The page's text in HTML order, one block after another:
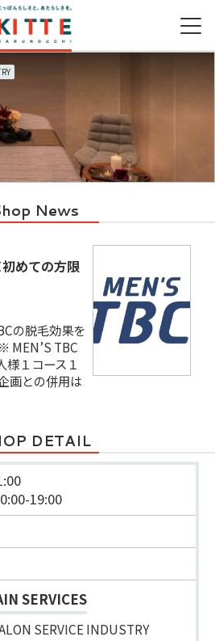
News
めての方限
の脱毛効果を
MEN’S TBC
様１コース１
画との併用は
DETAIL
19:00
SERVICES
SERVICE INDUSTRY